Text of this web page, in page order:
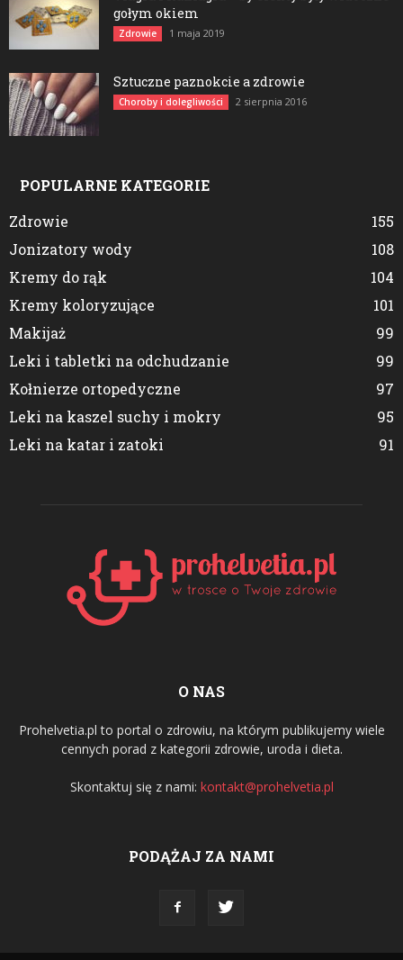
gołym okiem
Zdrowie 1 maja 2019
Sztuczne paznokcie a zdrowie
Choroby i dolegliwości 2 sierpnia 2016
POPULARNE KATEGORIE
Zdrowie
155
Jonizatory wody
108
Kremy do rąk
104
Kremy koloryzujące
101
Makijaż
99
Leki i tabletki na odchudzanie
99
Kołnierze ortopedyczne
97
Leki na kaszel suchy i mokry
95
Leki na katar i zatoki
91
O NAS
Prohelvetia.pl to portal o zdrowiu, na którym publikujemy wiele
cennych porad z kategorii zdrowie, uroda i dieta.
Skontaktuj się z nami: kontakt@prohelvetia.pl
PODĄŻAJ ZA NAMI